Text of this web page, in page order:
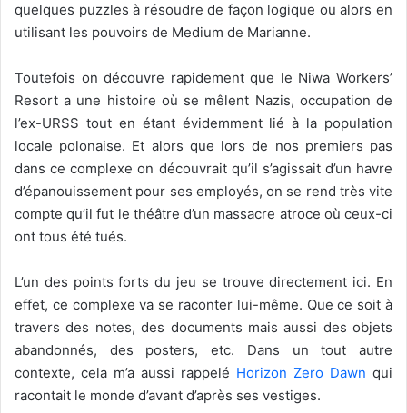
quelques puzzles à résoudre de façon logique ou alors en
utilisant les pouvoirs de Medium de Marianne.
Toutefois on découvre rapidement que le Niwa Workers’
Resort a une histoire où se mêlent Nazis, occupation de
l’ex-URSS tout en étant évidemment lié à la population
locale polonaise. Et alors que lors de nos premiers pas
dans ce complexe on découvrait qu’il s’agissait d’un havre
d’épanouissement pour ses employés, on se rend très vite
compte qu’il fut le théâtre d’un massacre atroce où ceux-ci
ont tous été tués.
L’un des points forts du jeu se trouve directement ici. En
effet, ce complexe va se raconter lui-même. Que ce soit à
travers des notes, des documents mais aussi des objets
abandonnés, des posters, etc. Dans un tout autre
contexte, cela m’a aussi rappelé Horizon Zero Dawn qui
racontait le monde d’avant d’après ses vestiges.